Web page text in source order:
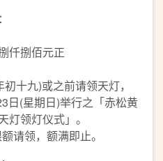
仟捌佰元正
十九)或之前请领天灯，
日(星期日)举行之「赤松黄
灯领灯仪式」。
请领，额满即止。